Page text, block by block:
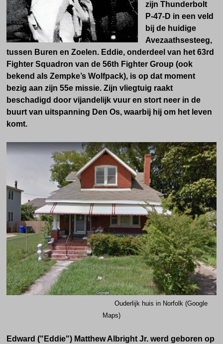
zijn Thunderbolt
P-47-D in een veld
bij de huidige
Avezaathsesteeg,
tussen Buren en Zoelen. Eddie, onderdeel van het 63rd
Fighter Squadron van de 56th Fighter Group (ook
bekend als Zempke’s Wolfpack), is op dat moment
bezig aan zijn 55e missie. Zijn vliegtuig raakt
beschadigd door vijandelijk vuur en stort neer in de
buurt van uitspanning Den Os, waarbij hij om het leven
komt.
Ouderlijk huis in Norfolk (Google
Maps)
Edward ("Eddie") Matthew Albright Jr. werd geboren op